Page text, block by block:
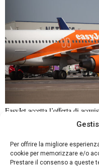
Per offrire la migliore
cookie per memorizzare e/o
Prestare il consenso a queste
EasyJet accetta l’offerta di
ANALISI E OPINIONI
SPORT